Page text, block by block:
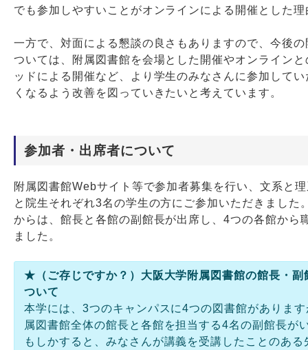
でも参加しやすいことがオンラインによる開催とした
一方で、対面による懇談の良さもありますので、今後
ついては、附属図書館を会場とした開催やオンライン
ッドによる開催など、より学生のみなさんに参加して
くなるよう改善を図っていきたいと考えています。
参加者・出席者について
附属図書館Webサイト等で参加者募集を行い、文系と
と院生それぞれ3名の学生の方にご参加いただきました
からは、館長と各館の副館長が出席し、4つの各館から
ました。
★（ご存じですか？）大阪大学附属図書館の館長・副
ついて
本学には、3つのキャンパスに4つの図書館がありま
属図書館全体の館長と各館を担当する4名の副館長が
もしかすると、みなさんが講義を受講したことのある